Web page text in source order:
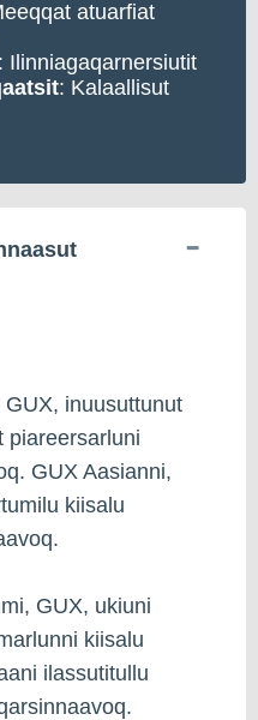
atuarfiat
: Ilinniagaqarnersiutit
: Kalaallisut
inuusuttunut
piareersarluni
GUX Aasianni,
kiisalu
GUX, ukiuni
kiisalu
ilassutitullu